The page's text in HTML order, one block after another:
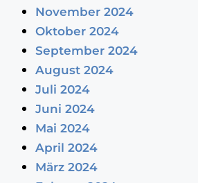
November 2024
Oktober 2024
September 2024
August 2024
Juli 2024
Juni 2024
Mai 2024
April 2024
März 2024